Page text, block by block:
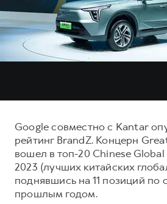
DARGO
от 3 199 000 ₽ от 3
F7
от 2 899 000 ₽ от 3
Тест-драйв
Трейд-ин
Кредитный калькулятор
Кредит
КОРПОРАТИВНЫМ
Для малого бизнеса
СЕРВИСНОЕ
Нулевое ТО
Программа «Помощь на
Электронный ПТС
ПОДДЕРЖКА
GWM Безопасность
Гарантия HAVAL
Мобильное приложение GWM
О дилере
Наша команда
Контакты
Google совместно c Kantar
рейтинг BrandZ. Концерн
вошел в топ-20 Chinese
2023 (лучших китайских
поднявшись на 11 позиций по
прошлым годом.